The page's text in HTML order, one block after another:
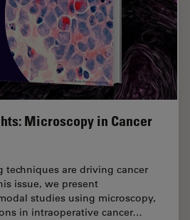
Microscopy in Cancer
techniques are driving cancer
issue, we present
studies using microscopy,
in intraoperative cancer…